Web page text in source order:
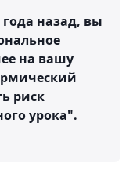
назад, вы
на вашу
риск
урока".